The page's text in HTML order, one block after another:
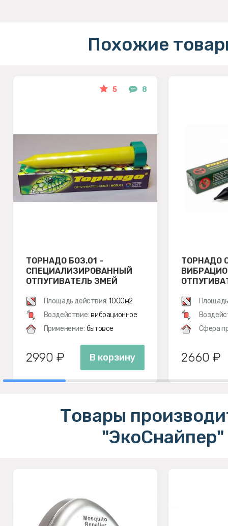
Похожие
5 8
ТОРНАДО БОЗ.01 -
СПЕЦИАЛИЗИРОВАННЫЙ
ОТПУГИВАТЕЛЬ ЗМЕЙ
Площадь действия: 1000м2
Воздействие: вибрационное
Применение: бытовое
2990 ₽ В корзину
ТОРНАДО
ПОЛЕВОК
Сфера
2660 ₽
Товары
"ЭкоСнайпер"